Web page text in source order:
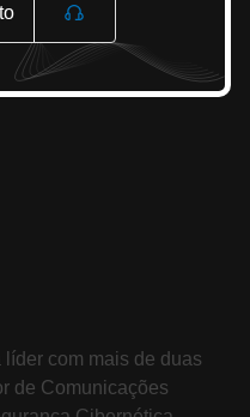
com mais de duas
de Comunicações